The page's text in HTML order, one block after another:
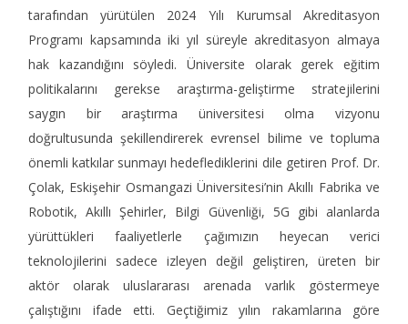
tarafından yürütülen 2024 Yılı Kurumsal Akreditasyon
Programı kapsamında iki yıl süreyle akreditasyon almaya
hak kazandığını söyledi. Üniversite olarak gerek eğitim
politikalarını gerekse araştırma-geliştirme stratejilerini
saygın bir araştırma üniversitesi olma vizyonu
doğrultusunda şekillendirerek evrensel bilime ve topluma
önemli katkılar sunmayı hedeflediklerini dile getiren Prof. Dr.
Çolak, Eskişehir Osmangazi Üniversitesi’nin Akıllı Fabrika ve
Robotik, Akıllı Şehirler, Bilgi Güvenliği, 5G gibi alanlarda
yürüttükleri faaliyetlerle çağımızın heyecan verici
teknolojilerini sadece izleyen değil geliştiren, üreten bir
aktör olarak uluslararası arenada varlık göstermeye
çalıştığını ifade etti. Geçtiğimiz yılın rakamlarına göre